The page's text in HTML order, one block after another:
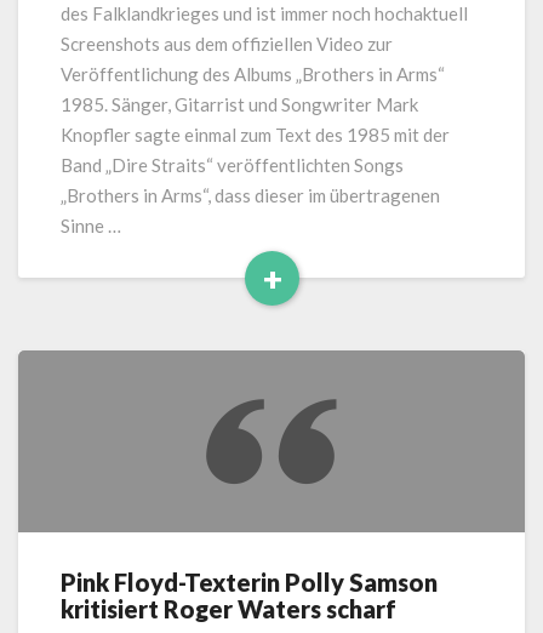
führen
gegen
unsere
Brüder“
des Falklandkrieges und ist immer noch hochaktuell
Screenshots aus dem offiziellen Video zur
Veröffentlichung des Albums „Brothers in Arms“
1985. Sänger, Gitarrist und Songwriter Mark
Knopfler sagte einmal zum Text des 1985 mit der
Band „Dire Straits“ veröffentlichten Songs
„Brothers in Arms“, dass dieser im übertragenen
Sinne …
+
Read
Pink
Floyd-
Pink Floyd-Texterin Polly Samson
kritisiert Roger Waters scharf